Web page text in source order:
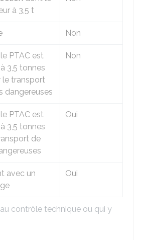
contrôle technique ou qui y
à 3,5 t
Non
PTAC est
3,5 tonnes
le transport
dangereuses
Non
PTAC est
3,5 tonnes
de
Oui
avec un
Oui